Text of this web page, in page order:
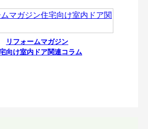
リフォームマガジン
向け室内ドア関連コラム